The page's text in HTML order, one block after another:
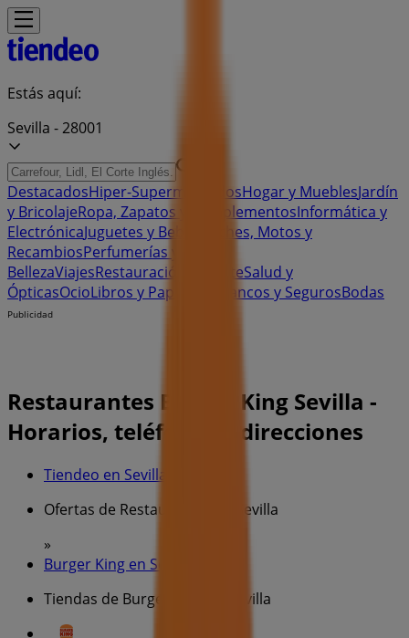
Estás aquí:
Sevilla - 28001
DestacadosHiper-SupermercadosHogar y MueblesJardín
y BricolajeRopa, Zapatos y ComplementosInformática y
ElectrónicaJuguetes y Bebés
Coches, Motos y
RecambiosPerfumerías y
BellezaViajesRestauración DeporteSalud y
ÓpticasOcioLibros y Papelerías Bancos y SegurosBodas
Publicidad
Restaurantes Burger King Sevilla -
Horarios, teléfonos y direcciones
Tiendeo en Sevilla
Ofertas de Restauración en Sevilla
»
Burger King en Sevilla
Tiendas de Burger King en Sevilla